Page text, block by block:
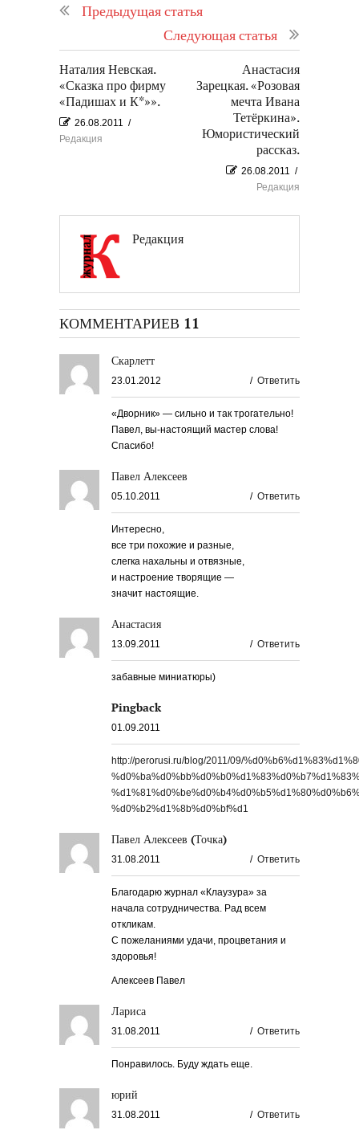
Предыдущая статья
Следующая статья
Наталия Невская.
«Сказка про фирму
«Падишах и К*»».
26.08.2011 /
Редакция
Анастасия
Зарецкая. «Розовая
мечта Ивана
Тетёркина».
Юмористический
рассказ.
26.08.2011 /
Редакция
Редакция
КОММЕНТАРИЕВ 11
Скарлетт
23.01.2012 / Ответить
«Дворник» — сильно и так трогательно!
Павел, вы-настоящий мастер слова!
Спасибо!
Павел Алексеев
05.10.2011 / Ответить
Интересно,
все три похожие и разные,
слегка нахальны и отвязные,
и настроение творящие —
значит настоящие.
Анастасия
13.09.2011 / Ответить
забавные миниатюры)
Pingback
01.09.2011
http://perorusi.ru/blog/2011/09/
%d0%b2%d1%8b%d0%bf%d1
Павел Алексеев (Точка)
31.08.2011 / Ответить
Благодарю журнал «Клаузура» за
начала сотрудничества. Рад всем
откликам.
С пожеланиями удачи, процветания и
здоровья!
Алексеев Павел
Лариса
31.08.2011 / Ответить
Понравилось. Буду ждать еще.
юрий
31.08.2011 / Ответить